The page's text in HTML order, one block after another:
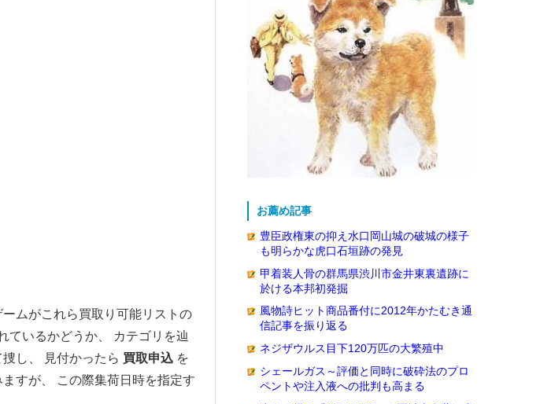
ムがこれら買取り可能リストの
ているかどうか、 カテゴリを辿
し、 見付かったら 買取申込 を
すが、 この際集荷日時を指定す
お薦め記事
豊臣政権東の抑え水口岡山城の破城の様子
も明らかな虎口石垣跡の発見
甲着装人骨の群馬県渋川市金井東裏遺跡に
於ける本邦初発掘
風物詩ヒット商品番付に2012年かたむき通
信記事を振り返る
ネジザウルス目下120万匹の大繁殖中
シェールガス～評価と同時に破砕法のプロ
ペントや注入液への批判も高まる